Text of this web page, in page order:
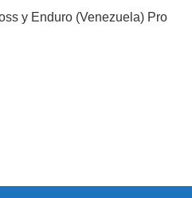
y Enduro (Venezuela) Pro